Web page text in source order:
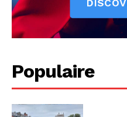
Populaire